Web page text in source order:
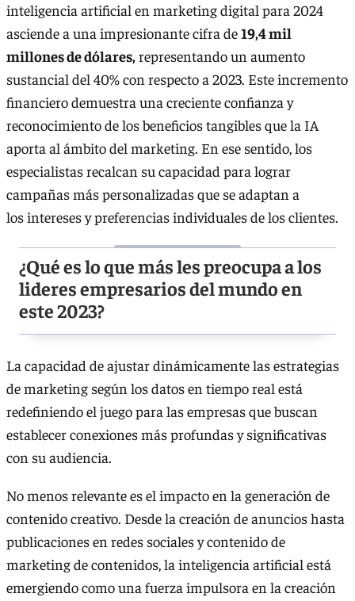
inteligencia artificial en marketing digital para 2024
asciende a una impresionante cifra de19,4 mil
millones de dólares,representando un aumento
sustancial del 40% con respecto a 2023. Este incremento
financiero demuestra una creciente confianza y
reconocimiento de los beneficios tangibles que la IA
aporta al ámbito del marketing. En ese sentido, los
especialistas recalcan su capacidad para lograr
campañas más personalizadas que se adaptan a
los intereses y preferencias individuales de los clientes.
¿Qué es lo que más les preocupa a los
lideres empresarios del mundo en
este 2023?
La capacidad de ajustar dinámicamente las estrategias
de marketing según los datos en tiempo real está
redefiniendo el juego para las empresas que buscan
establecer conexiones más profundas y significativas
con su audiencia.
No menos relevante es el impacto en la generación de
contenido creativo. Desde la creación de anuncios hasta
publicaciones en redes sociales y contenido de
marketing de contenidos, la inteligencia artificial está
emergiendo como una fuerza impulsora en la creación